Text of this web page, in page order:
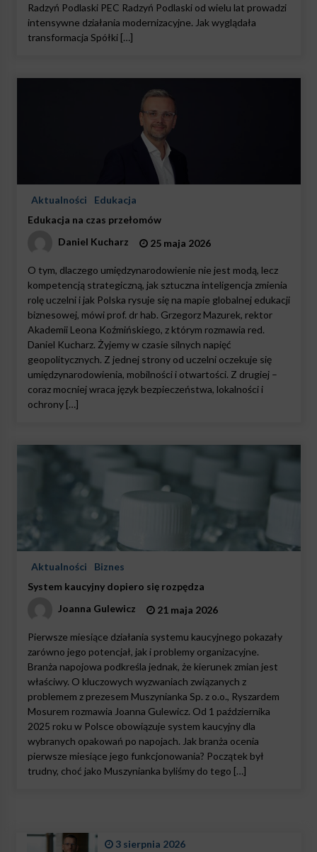
Radzyń Podlaski PEC Radzyń Podlaski od wielu lat prowadzi
intensywne działania modernizacyjne. Jak wyglądała
transformacja Spółki […]
Aktualności
Edukacja
Edukacja na czas przełomów
Daniel Kucharz
25 maja 2026
O tym, dlaczego umiędzynarodowienie nie jest modą, lecz
kompetencją strategiczną, jak sztuczna inteligencja zmienia
rolę uczelni i jak Polska rysuje się na mapie globalnej edukacji
biznesowej, mówi prof. dr hab. Grzegorz Mazurek, rektor
Akademii Leona Koźmińskiego, z którym rozmawia red.
Daniel Kucharz. Żyjemy w czasie silnych napięć
geopolitycznych. Z jednej strony od uczelni oczekuje się
umiędzynarodowienia, mobilności i otwartości. Z drugiej –
coraz mocniej wraca język bezpieczeństwa, lokalności i
ochrony […]
Aktualności
Biznes
System kaucyjny dopiero się rozpędza
Joanna Gulewicz
21 maja 2026
Pierwsze miesiące działania systemu kaucyjnego pokazały
zarówno jego potencjał, jak i problemy organizacyjne.
Branża napojowa podkreśla jednak, że kierunek zmian jest
właściwy. O kluczowych wyzwaniach związanych z
problemem z prezesem Muszynianka Sp. z o.o., Ryszardem
Mosurem rozmawia Joanna Gulewicz. Od 1 października
2025 roku w Polsce obowiązuje system kaucyjny dla
wybranych opakowań po napojach. Jak branża ocenia
pierwsze miesiące jego funkcjonowania? Początek był
trudny, choć jako Muszynianka byliśmy do tego […]
3 sierpnia 2026